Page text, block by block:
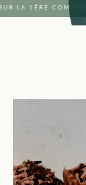
LA 1ÈRE